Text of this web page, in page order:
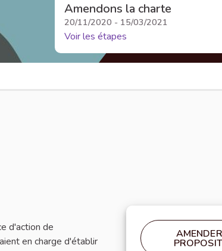
Amendons la charte
20/11/2020 - 15/03/2021
Voir les étapes
d'action de
en charge d'établir